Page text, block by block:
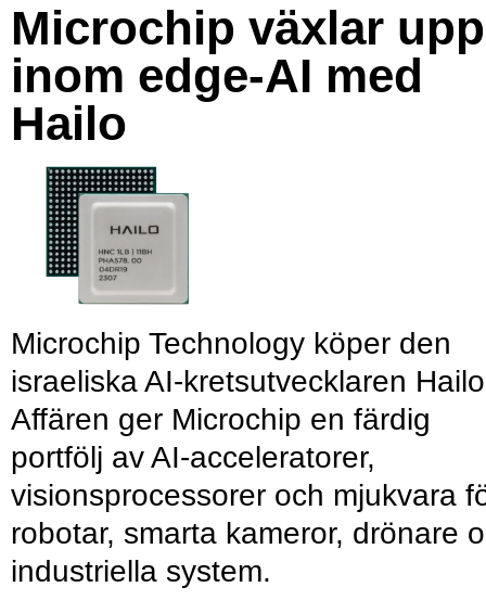
Microchip växlar upp
inom edge-AI med
Hailo
Microchip Technology köper den
israeliska AI-kretsutvecklaren
Affären ger Microchip en färdig
portfölj av AI-acceleratorer,
visionsprocessorer och mjukvara
robotar, smarta kameror, drönare
industriella system.